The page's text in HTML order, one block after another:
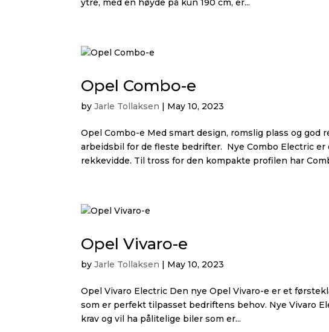
ytre, med en høyde på kun 190 cm, er...
Opel Combo-e
byJarle Tollaksen | May 10, 2023
Opel Combo-e Med smart design, romslig plass og
arbeidsbil for de fleste bedrifter. Nye Combo Electric
rekkevidde. Til tross for den kompakte profilen har
Opel Vivaro-e
byJarle Tollaksen | May 10, 2023
Opel Vivaro Electric Den nye Opel Vivaro-e er et
som er perfekt tilpasset bedriftens behov. Nye Vivaro
krav og vil ha pålitelige biler som er...